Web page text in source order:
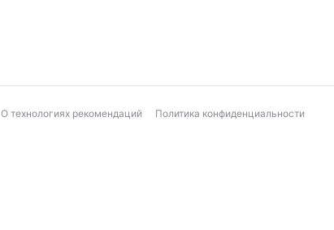
О технологиях рекомендаций Политика конфиденциальности